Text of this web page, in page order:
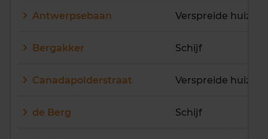
Q
R S U
V
Antwerpsebaan Verspreide huizen
Bergakker Schijf
Canadapolderstraat Verspreide huizen
de Berg Schijf